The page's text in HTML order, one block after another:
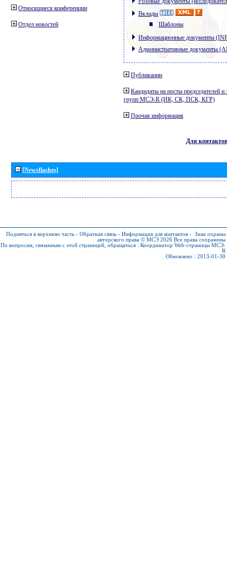
Относящиеся конференции
Отдел новостей
Вклады
Шаблоны
Информационные документы
Административные документы
Публикации
Кандидаты на посты председателей и
групп МСЭ-R (ИК, СК, ПСК, КГР)
Прочая информация
Для контактов
[Newsflashes]
Подняться в верхнюю часть - Обратная связь - Информация для контактов - Знак охраны
авторского права © МСЭ 2026 Все права сохранены
По вопросам, связанным с этой страницей, обращаться : Координатор Web-страницы МСЭ-
R
Обновлено : 2013-01-30